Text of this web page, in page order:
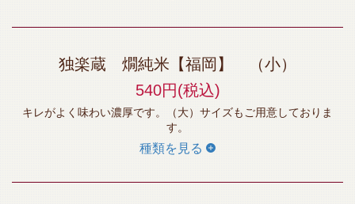
独楽蔵 燗純米【福岡】 （小）
540円(税込)
キレがよく味わい濃厚です。（大）サイズもご用意しておりま
す。
種類を見る